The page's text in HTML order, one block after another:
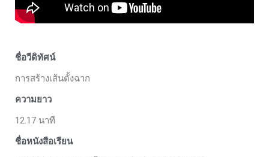
ชื่อวีดิทัศน์
การสร้างเส้นตั้งฉาก
ความยาว
12.17 นาที
ชื่อหนังสือเรียน